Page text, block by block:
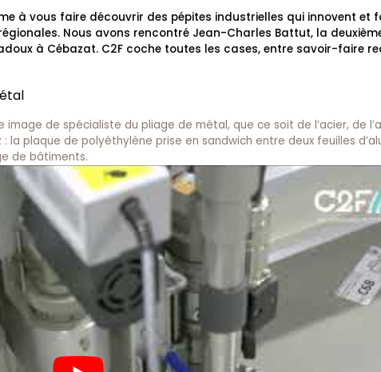
à vous faire découvrir des pépites industrielles qui innovent et
Nous avons rencontré Jean-Charles Battut, la
à Cébazat. C2F coche toutes les cases, entre savoir-faire
de spécialiste du pliage de métal, que ce soit de l’acier, de
la plaque de polyéthylène prise en sandwich entre deux feuilles
de bâtiments.